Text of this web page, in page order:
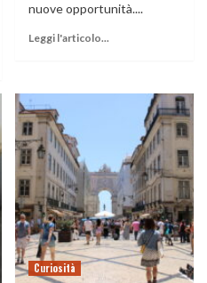
nuove opportunità....
Leggi l'articolo...
Curiosità